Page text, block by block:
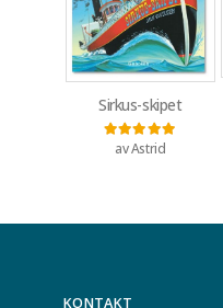
Sirkus-skipet
Vurdert5
av Astrid
KONTAKT